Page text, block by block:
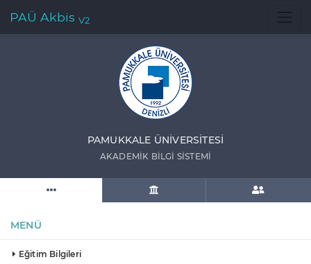
PAÜ Akbis V2
PAMUKKALE ÜNIVERSITESI
AKADEMIK BILGI SISTEMI
MENÜ
Eğitim Bilgileri